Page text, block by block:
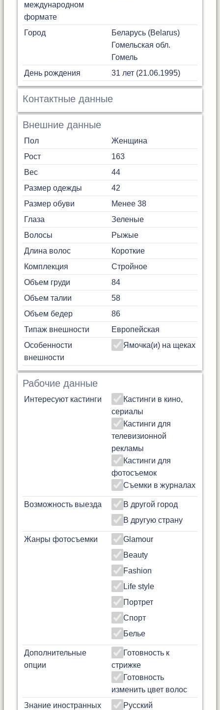
международном
формате
Город
Беларусь (Belarus)
Гомельская обл.
Гомель
День рождения
31 лет (21.06.1995)
Контактные данные
Внешние данные
Пол
Женщина
Рост
163
Вес
44
Размер одежды
42
Размер обуви
Менее 38
Глаза
Зеленые
Волосы
Рыжые
Длина волос
Короткие
Комплекция
Стройное
Объем груди
84
Объем талии
58
Объем бедер
86
Типаж внешности
Европейская
Особенности
внешности
Ямочка(и) на щеках
Рабочие данные
Интересуют кастинги
Кастинги в кино,
сериалы
Кастинги для
телевизионной
рекламы
Кастинги для
фотосъемок
Съемки в журналах
Возможность выезда
В другой город
В другую страну
Жанры фотосъемки
Glamour
Beauty
Fashion
Life style
Портрет
Спорт
Белье
Дополнительные
опции
Готовность к
стрижке
Готовность
изменить цвет волос
Знание иностранных
Русский